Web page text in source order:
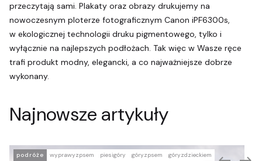
przeczytają sami. Plakaty oraz obrazy drukujemy na
nowoczesnym ploterze fotograficznym Canon iPF6300s,
w ekologicznej technologii druku pigmentowego, tylko i
wyłącznie na najlepszych podłożach. Tak więc w Wasze ręce
trafi produkt modny, elegancki, a co najważniejsze dobrze
wykonany.
Najnowsze artykuły
podróże
wyprawyzpsem piesigóry góryzpsem
góryzdzieckiem